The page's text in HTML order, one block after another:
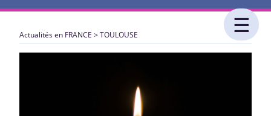
Actualités en FRANCE >TOULOUSE